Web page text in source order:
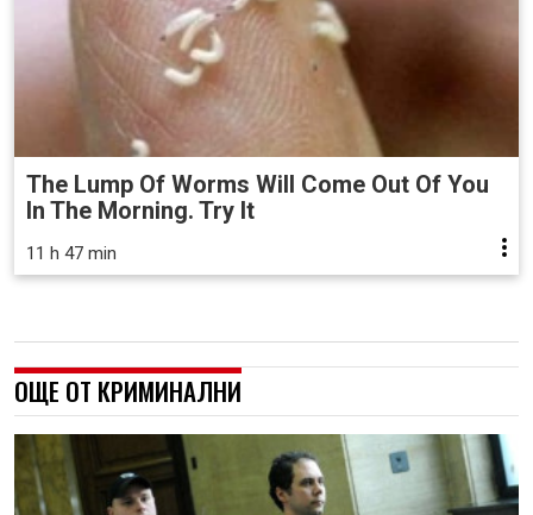
The Lump Of Worms Will Come Out Of You
In The Morning. Try It
11 h 47 min
ОЩЕ ОТ КРИМИНАЛНИ